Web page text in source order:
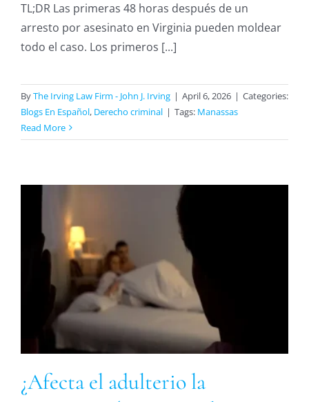
TL;DR Las primeras 48 horas después de un
arresto por asesinato en Virginia pueden moldear
todo el caso. Los primeros [...]
ByThe Irving Law Firm - John J. Irving | April 6, 2026 | Categories:
Blogs En Español, Derecho criminal | Tags: Manassas
Read More
¿Afecta el adulterio la